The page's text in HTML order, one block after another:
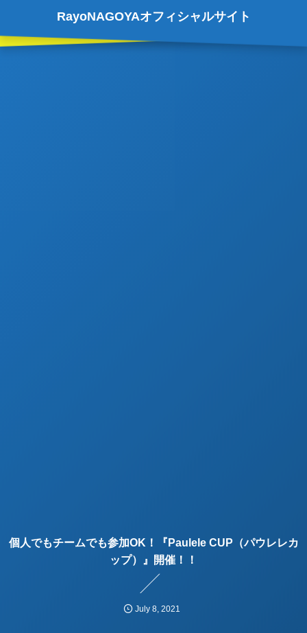
RayoNAGOYAオフィシャルサイト
個人でもチームでも参加OK！『Paulele CUP（パウレレカ
ップ）』開催！！
July 8,2021